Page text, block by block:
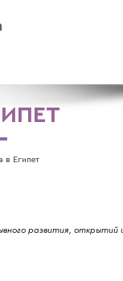
в Египет
развития, открытий и